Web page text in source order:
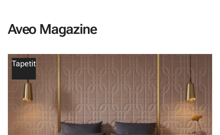
Aveo Magazine
Tapetit